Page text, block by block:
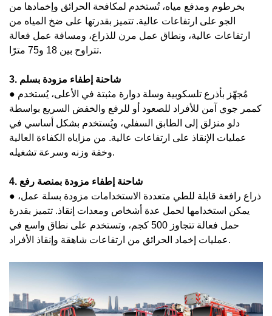
بخرطوم ومدفع مياه، تُستخدم لمكافحة الحرائق وإخمادها من
الجو على ارتفاعات عالية. تتميز بقدرتها على ضخ المياه من
ارتفاعات عالية، ونطاق عمل مرن للذراع، ومسافة عمل فعالة
تتراوح بين 18 و75 مترًا.
3. شاحنة إطفاء مزودة بسلم
● مُجهّز بأذرع تلسكوبية وسلة دوارة مثبتة في الأعلى، يُستخدم
كممر جوي آمن للأفراد للصعود أو للرفع والخفض السريع بواسطة
دلو منزلق إلى الطابق السفلي، ويُستخدم بشكل أساسي في
عمليات الإنقاذ على ارتفاعات عالية. من مزاياه الكفاءة العالية
وخفة وزنه وسرعة تشغيله.
4. شاحنة إطفاء مزودة بمنصة رفع
● ذراع رافعة قابلة للطي متعددة الاستخدامات مزودة بسلة عمل،
يمكن استخدامها لحمل عدة أشخاص ومعدات إنقاذ. تتميز بقدرة
حمل فعالة تتجاوز 500 كجم، وتستخدم على نطاق واسع في
عمليات إخماد الحرائق من ارتفاعات شاهقة وإنقاذ الأفراد.